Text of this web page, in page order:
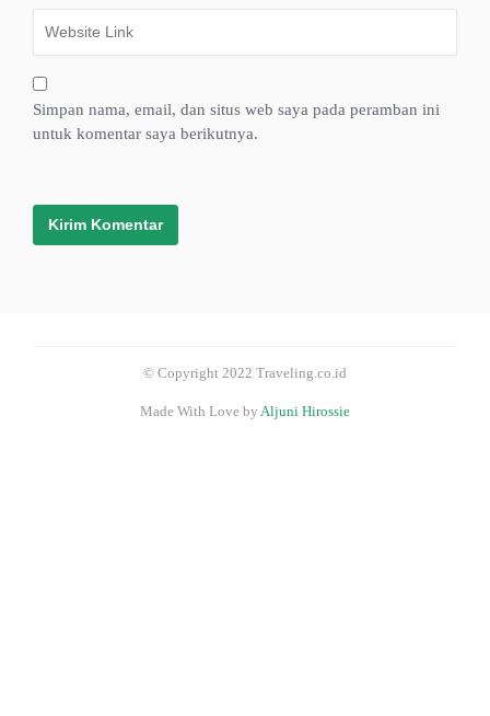
Simpan nama, email, dan situs web saya pada peramban ini
untuk komentar saya berikutnya.
© Copyright 2022 Traveling.co.id
Made With Love by Aljuni Hirossie